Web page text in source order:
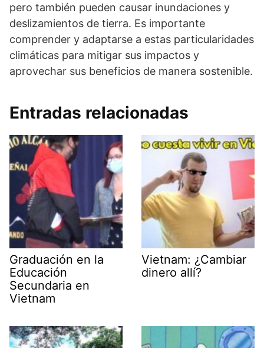
pero también pueden causar inundaciones y
deslizamientos de tierra. Es importante
comprender y adaptarse a estas particularidades
climáticas para mitigar sus impactos y
aprovechar sus beneficios de manera sostenible.
Entradas relacionadas
Graduación en la
Educación
Secundaria en
Vietnam
Vietnam: ¿Cambiar
dinero allí?